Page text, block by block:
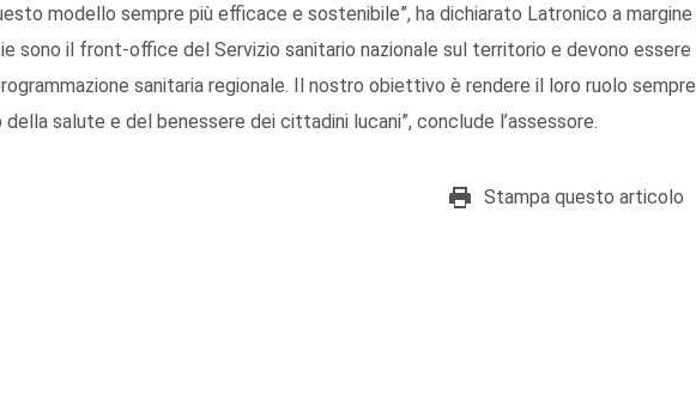
modello sempre più efficace e sostenibile”, ha dichiarato Latronico a margine
sono il front-office del Servizio sanitario nazionale sul territorio e devono essere
sanitaria regionale. Il nostro obiettivo è rendere il loro ruolo sempre
salute e del benessere dei cittadini lucani”, conclude l’assessore.
Stampa questo articolo